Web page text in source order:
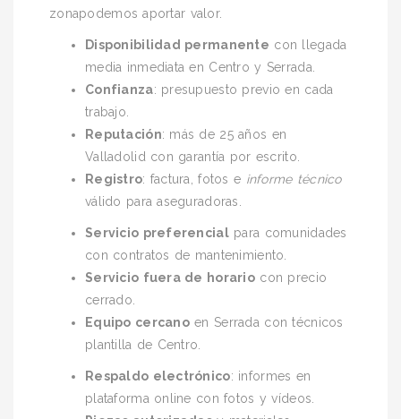
zonapodemos aportar valor.
Disponibilidad permanente con llegada
media inmediata en Centro y Serrada.
Confianza: presupuesto previo en cada
trabajo.
Reputación: más de 25 años en
Valladolid con garantía por escrito.
Registro: factura, fotos e informe técnico
válido para aseguradoras.
Servicio preferencialpara comunidades
con contratos de mantenimiento.
Servicio fuera de horario con precio
cerrado.
Equipo cercanoen Serrada con técnicos
plantilla de Centro.
Respaldo electrónico: informes en
plataforma online con fotos y vídeos.